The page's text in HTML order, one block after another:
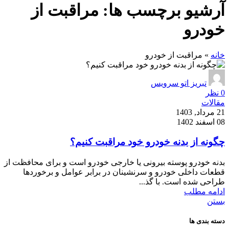
آرشیو برچسب ها: مراقبت از
خودرو
خانه » مراقبت از خودرو
تبریز اتو سرویس
0 نظر
مقالات
21 مرداد, 1403
08 اسفند 1402
چگونه از بدنه خودرو خود مراقبت کنیم؟
بدنه خودرو پوسته بیرونی یا خارجی خودرو است و برای محافظت از
قطعات داخلی خودرو و سرنشینان در برابر عوامل و برخوردها
طراحی شده است. با گذ...
ادامه مطلب
بستن
دسته بندی ها